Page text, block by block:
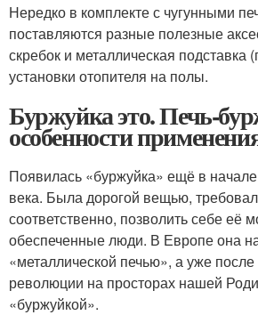
Нередко в комплекте с чугунными
поставляются разные полезные
скребок и металлическая подставка
установки отопителя на полы.
Буржуйка это. Печь-
особенности
Появилась «буржуйка» ещё в
века. Была дорогой вещью,
соответственно, позволить себе её
обеспеченные люди. В Европе она
«металлической печью», а уже
революции на просторах нашей
«буржуйкой».